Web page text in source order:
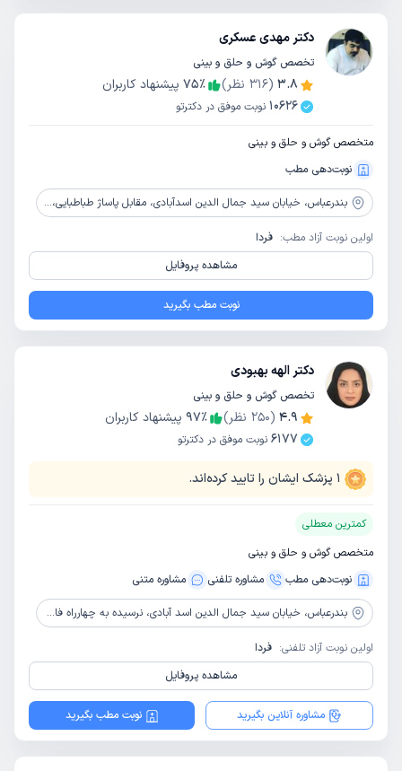
دکتر مهدی عسکری
تخصص گوش و حلق و بینی
3.8
(
316 نظر) 75٪
پیشنهاد کاربران
10626 نوبت موفق در دکترتو
متخصص گوش و حلق و بینی
نوبت‌دهی مطب
بندرعباس، خیابان سید جمال الدین اسدآبادی، مقابل پاساژ طباطبایی، جنب داروخانه دکتر نبوی، ساختمان نگهدار، طبقه 2
اولین نوبت آزاد مطب: فردا
مشاهده پروفایل
نوبت مطب بگیرید
دکتر الهه بهبودی
تخصص گوش و حلق و بینی
4.9
(
250 نظر) 97٪
پیشنهاد کاربران
6177 نوبت موفق در دکترتو
1 پزشک ایشان را تایید کرده‌اند.
کمترین معطلی
متخصص گوش و حلق و بینی
نوبت‌دهی مطب
مشاوره‌ تلفنی مشاوره‌ متنی
بندرعباس، خیابان سید جمال الدین اسد آبادی، نرسیده به چهارراه فاطمیه، روبه روی عکاسی ساسان، ساختمان اسپینال، طبقه 3، واحد 9
اولین نوبت آزاد تلفنی: فردا
مشاهده پروفایل
مشاوره آنلاین بگیرید نوبت مطب بگیرید